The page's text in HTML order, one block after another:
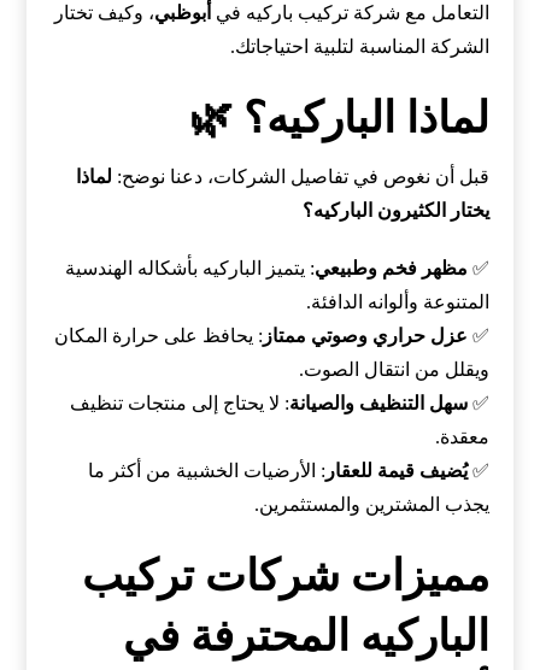
التعامل مع شركة تركيب باركيه في أبوظبي، وكيف تختار
الشركة المناسبة لتلبية احتياجاتك.
لماذا الباركيه؟ 🌿
قبل أن نغوص في تفاصيل الشركات، دعنا نوضح: لماذا
يختار الكثيرون الباركيه؟
✅ مظهر فخم وطبيعي: يتميز الباركيه بأشكاله الهندسية
المتنوعة وألوانه الدافئة.
✅ عزل حراري وصوتي ممتاز : يحافظ على حرارة المكان
ويقلل من انتقال الصوت.
✅سهل التنظيف والصيانة: لا يحتاج إلى منتجات تنظيف
معقدة.
✅يُضيف قيمة للعقار : الأرضيات الخشبية من أكثر ما
يجذب المشترين والمستثمرين.
مميزات شركات تركيب
الباركيه المحترفة في